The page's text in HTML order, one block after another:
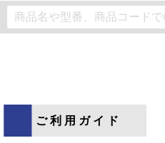
ご利用ガイド